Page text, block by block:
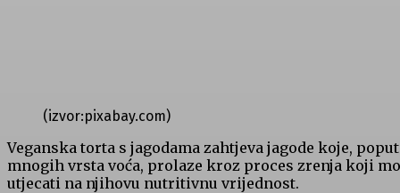
(izvor:pixabay.com)
Veganska torta s jagodama zahtjeva jagode koje, poput
mnogih vrsta voća, prolaze kroz proces zrenja koji
utjecati na njihovu nutritivnu vrijednost.